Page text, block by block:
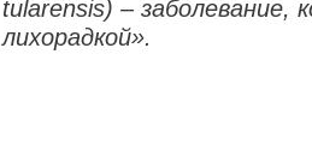
tularensis) – заболевание,
лихорадкой».